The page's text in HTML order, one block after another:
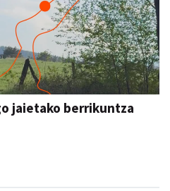
jaietako berrikuntza